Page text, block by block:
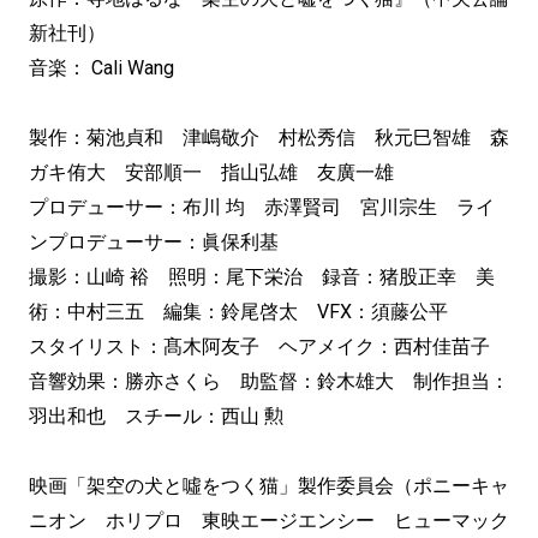
新社刊）
音楽： Cali Wang
製作：菊池貞和 津嶋敬介 村松秀信 秋元巳智雄 森
ガキ侑大 安部順一 指山弘雄 友廣一雄
プロデューサー：布川 均 赤澤賢司 宮川宗生 ライ
ンプロデューサー：眞保利基
撮影：山崎 裕 照明：尾下栄治 録音：猪股正幸 美
術：中村三五 編集：鈴尾啓太 VFX：須藤公平
スタイリスト：髙木阿友子 ヘアメイク：西村佳苗子
音響効果：勝亦さくら 助監督：鈴木雄大 制作担当：
羽出和也 スチール：西山 勲
映画「架空の犬と噓をつく猫」製作委員会（ポニーキャ
ニオン ホリプロ 東映エージエンシー ヒューマック